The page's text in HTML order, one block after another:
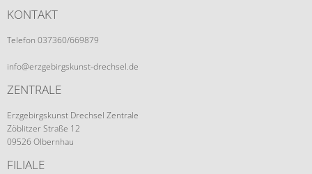
KONTAKT
Telefon 037360/669879
info@erzgebirgskunst-drechsel.de
ZENTRALE
Erzgebirgskunst Drechsel Zentrale
Zöblitzer Straße 12
09526 Olbernhau
FILIALE